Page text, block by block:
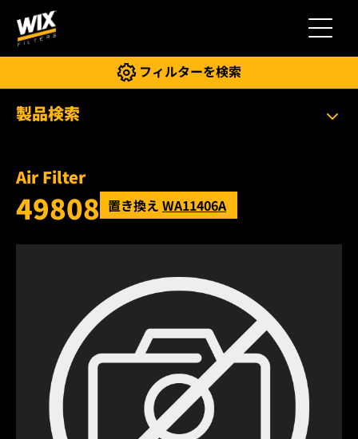
切り替え
フィルターを検索
製品検索
Air Filter
49808 置き換え WA11406A